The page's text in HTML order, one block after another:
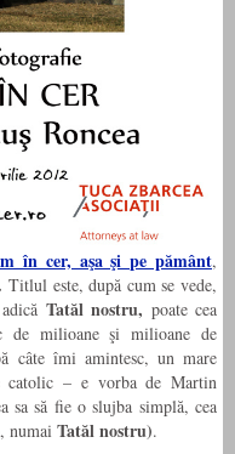
în cer, aşa şi pe pământ,
Titlul este, după cum se vede,
Tatăl nostru, poate cea
de milioane şi milioane de
câte îmi amintesc, un mare
catolic – e vorba de Martin
sa să fie o slujba simplă, cea
numai Tatăl nostru).